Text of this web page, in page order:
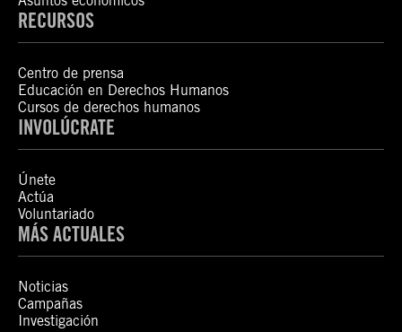
RECURSOS
Centro de prensa
Educación en Derechos Humanos
Cursos de derechos humanos
INVOLÚCRATE
Únete
Actúa
Voluntariado
MÁS ACTUALES
Noticias
Campañas
Investigación